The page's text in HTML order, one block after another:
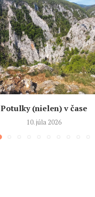
Potulky (nielen) v čase
10. júla 2026